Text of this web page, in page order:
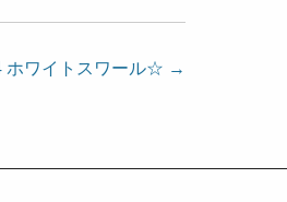
ホワイトスワール☆ →